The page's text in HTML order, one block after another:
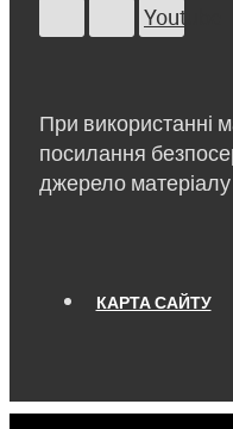
Youtube
При використанні
посилання
джерело матеріалу
КАРТА САЙТУ